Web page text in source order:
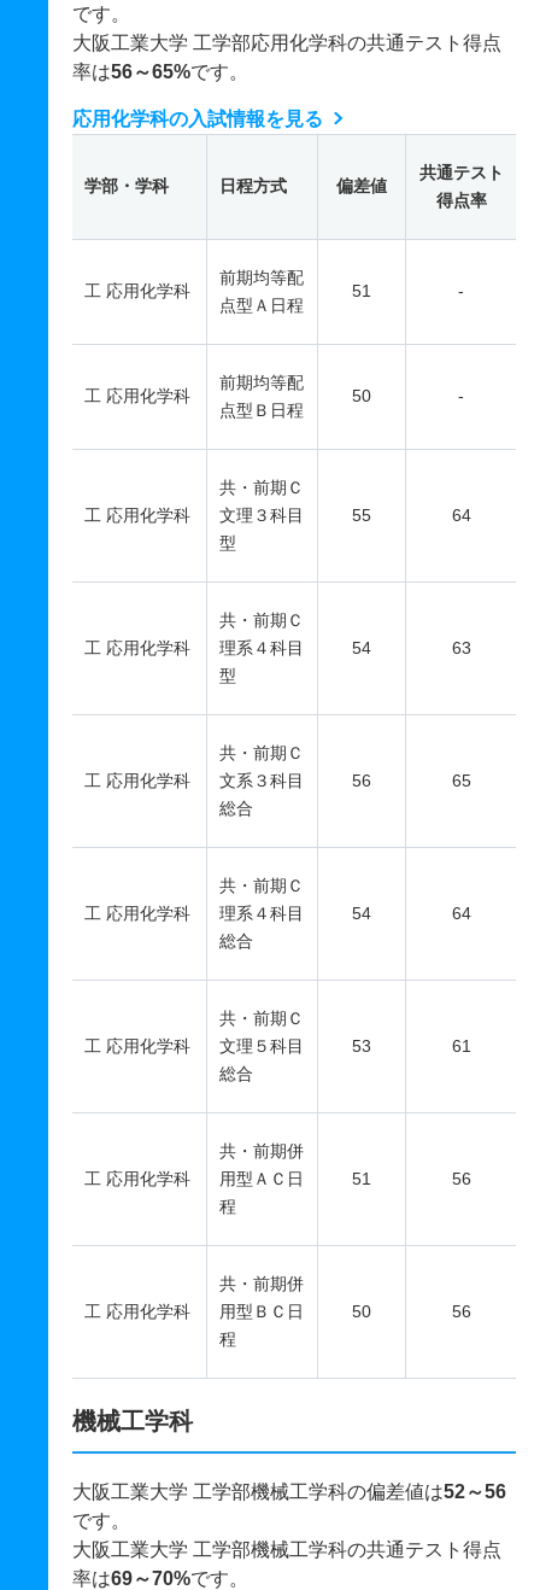
です。
大阪工業大学 工学部応用化学科の共通テスト得点
率は56～65%です。
応用化学科の入試情報を見る
学部・学科 日程方式 偏差値
共通テスト
得点率
工 応用化学科
前期均等配
点型Ａ日程
51 -
工 応用化学科
前期均等配
点型Ｂ日程
50 -
工 応用化学科
共・前期Ｃ
文理３科目
型
55 64
工 応用化学科
共・前期Ｃ
理系４科目
型
54 63
工 応用化学科
共・前期Ｃ
文系３科目
総合
56 65
工 応用化学科
共・前期Ｃ
理系４科目
総合
54 64
工 応用化学科
共・前期Ｃ
文理５科目
総合
53 61
工 応用化学科
共・前期併
用型ＡＣ日
程
51 56
工 応用化学科
共・前期併
用型ＢＣ日
程
50 56
機械工学科
大阪工業大学 工学部機械工学科の偏差値は52～56
です。
大阪工業大学 工学部機械工学科の共通テスト得点
率は69～70%です。